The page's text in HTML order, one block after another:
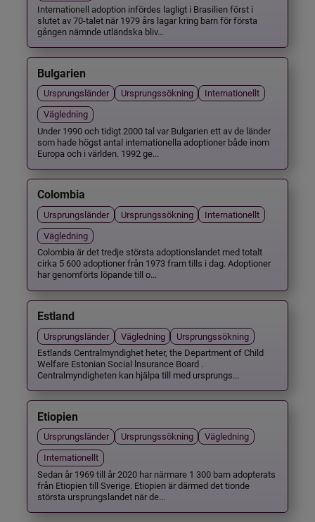
Internationell adoption infördes lagligt i Brasilien först i
slutet av 70-talet när 1979 års lagar kring barn för första
gången nämnde utländska bliv...
Bulgarien
Ursprungsländer Ursprungssökning
Internationellt
Vägledning
Under 1990 och tidigt 2000 tal var Bulgarien ett av de länder
som hade högst antal internationella adoptioner både inom
Europa och i världen. 1992 ge...
Colombia
Ursprungsländer Ursprungssökning
Internationellt
Vägledning
Colombia är det tredje största adoptionslandet med totalt
cirka 5 600 adoptioner från 1973 fram tills i dag. Adoptioner
har genomförts löpande till o...
Estland
Ursprungsländer Vägledning
Ursprungssökning
Estlands Centralmyndighet heter, the Department of Child
Welfare Estonian Social lnsurance Board .
Centralmyndigheten kan hjälpa till med ursprungs...
Etiopien
Ursprungsländer Ursprungssökning
Vägledning
Internationellt
Sedan år 1969 till år 2020 har närmare 1 300 barn adopterats
från Etiopien till Sverige. Etiopien är därmed det tionde
största ursprungslandet när de...